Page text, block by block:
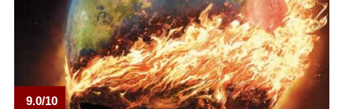
9.0/10